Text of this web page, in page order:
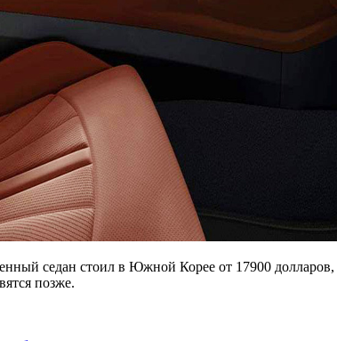
седан стоил в Южной Корее от 17900
позже.